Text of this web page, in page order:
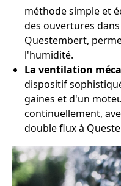
méthode simple et
des ouvertures
Questembert,
l'humidité.
La ventilation
dispositif
gaines et d'un
continuellement,
double flux à